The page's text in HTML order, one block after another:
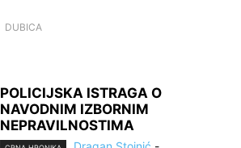
DUBICA
POLICIJSKA ISTRAGA O
NAVODNIM IZBORNIM
NEPRAVILNOSTIMA